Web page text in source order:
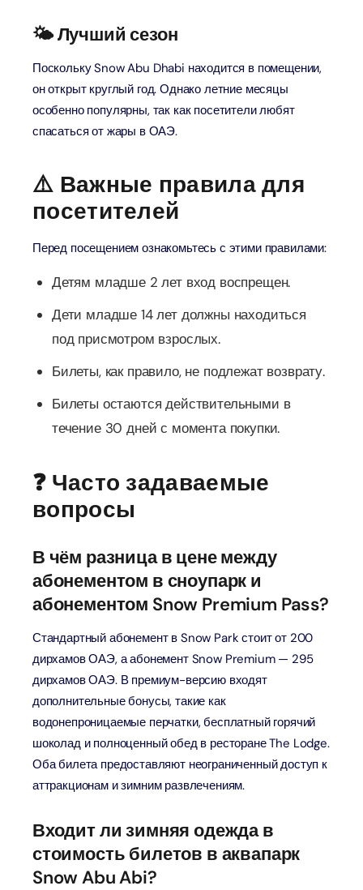
🌤️ Лучший сезон
Поскольку Snow Abu Dhabi находится в помещении,
он открыт круглый год. Однако летние месяцы
особенно популярны, так как посетители любят
спасаться от жары в ОАЭ.
⚠️ Важные правила для
посетителей
Перед посещением ознакомьтесь с этими правилами:
Детям младше 2 лет вход воспрещен.
Дети младше 14 лет должны находиться
под присмотром взрослых.
Билеты, как правило, не подлежат возврату.
Билеты остаются действительными в
течение 30 дней с момента покупки.
❓ Часто задаваемые
вопросы
В чём разница в цене между
абонементом в сноупарк и
абонементом Snow Premium Pass?
Стандартный абонемент в Snow Park стоит от 200
дирхамов ОАЭ, а абонемент Snow Premium — 295
дирхамов ОАЭ. В премиум-версию входят
дополнительные бонусы, такие как
водонепроницаемые перчатки, бесплатный горячий
шоколад и полноценный обед в ресторане The Lodge.
Оба билета предоставляют неограниченный доступ к
аттракционам и зимним развлечениям.
Входит ли зимняя одежда в
стоимость билетов в аквапарк
Snow Abu Abi?